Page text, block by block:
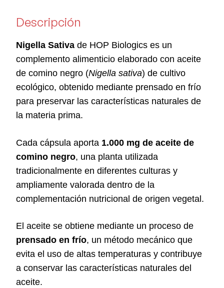
Descripción
Nigella Sativa de HOP Biologics es un
complemento alimenticio elaborado con aceite
de comino negro (Nigella sativa) de cultivo
ecológico, obtenido mediante prensado en frío
para preservar las características naturales de
la materia prima.
Cada cápsula aporta 1.000 mg de aceite de
comino negro, una planta utilizada
tradicionalmente en diferentes culturas y
ampliamente valorada dentro de la
complementación nutricional de origen vegetal.
El aceite se obtiene mediante un proceso de
prensado en frío, un método mecánico que
evita el uso de altas temperaturas y contribuye
a conservar las características naturales del
aceite.